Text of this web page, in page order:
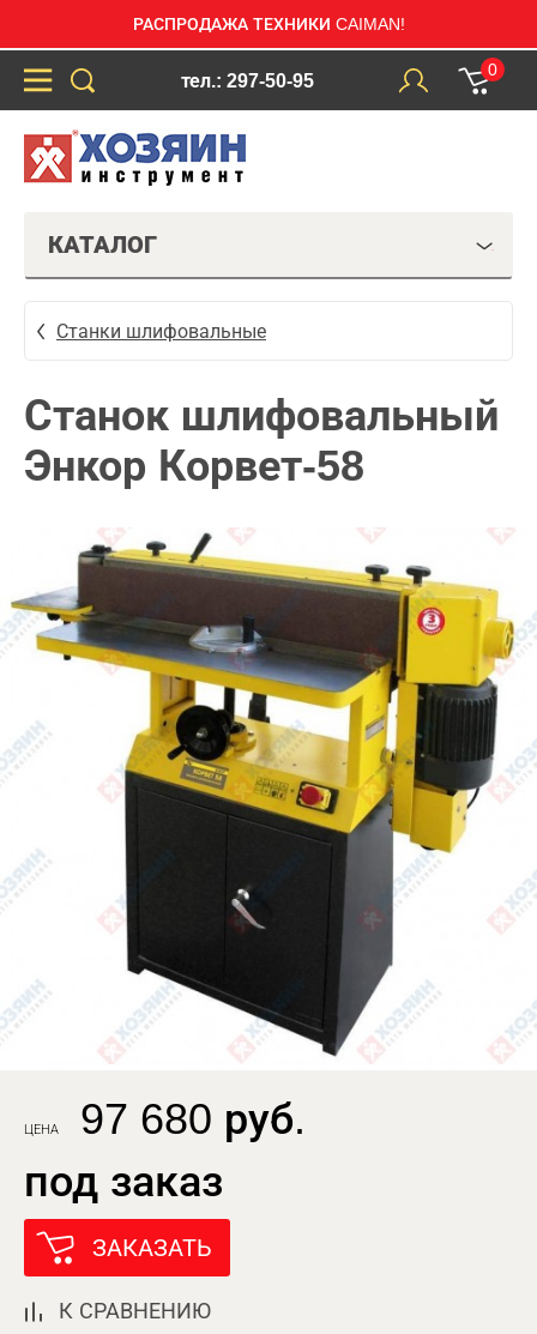
РАСПРОДАЖА ТЕХНИКИ CAIMAN!
тел.: 297-50-95
0
КАТАЛОГ
Станки шлифовальные
Станок шлифовальный
Энкор Корвет-58
ЦЕНА
97 680 руб.
под заказ
ЗАКАЗАТЬ
К СРАВНЕНИЮ